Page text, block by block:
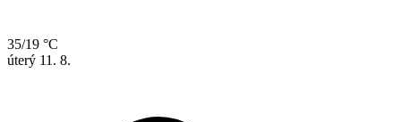
35/19 °C
úterý 11. 8.